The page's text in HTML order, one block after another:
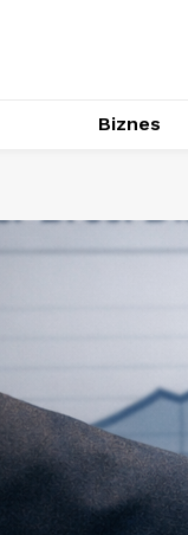
Biznes